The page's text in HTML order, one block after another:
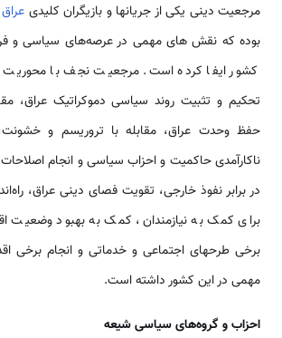
مرجعیت دینی یکی از جریانها و بازیگران کلیدی عراق
بوده که نقش های مهمی در عرصه‌های سیاسی و
کشور ایفا کرده است. مرجعیت نجف با محوریت
تحکیم و تثبیت روند سیاسی دموکراتیک عراق،
حفظ وحدت عراق، مقابله با تروریسم و
ناکارآمدی حاکمیت و احزاب سیاسی و انجام
در برابر نفوذ خارجی، تقویت فصای دینی عراق،
برای کمک به نیازمندان، کمک به بهبود وضعیت
برخی طرحهای اجتماعی و خدماتی و انجام برخی
مهمی در این کشور داشته است.
احزاب و گروه‌های سیاسی شیعه